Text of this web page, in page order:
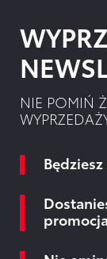
NIE POMIŃ